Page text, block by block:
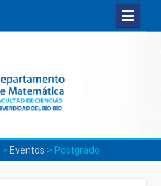
> Eventos > Postgrado